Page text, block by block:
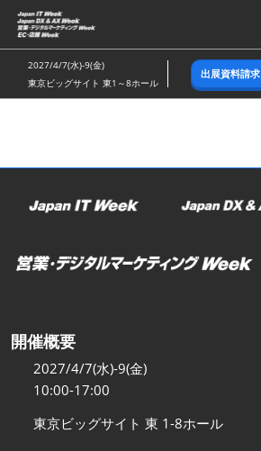
ス
キ
ッ
し
む
2027/4/7(水)-9(金)
東京ビッグサイト 東1～8ホール
出展資料請求
開催概要
2027/4/7(水)-9(金)
10:00-17:00
東京ビッグサイト 東 1-8ホール